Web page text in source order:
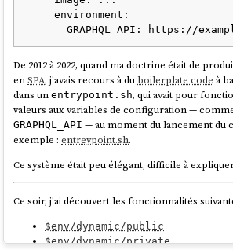
                   Digest:
9e1b6f8c5fd174329e1ae10c1
(2025-09-14T22:45:05Z)
          LayeredPackages: neovim
  ostree-remote-
image:fedora:docker://quay.io/
coreos:stable
9e1b6f8c5fd174329e1ae10c1
                  Version: 42.20250901.3.0
    environment:
De 2012 à 2022, quand ma doctrine était de
enSPA, j'avais recours à du boilerplate code à
dans unentrypoint.sh, qui avait pour
valeurs aux variables de configuration —
GRAPHQL_API — au moment du lancement du
exemple :entreypoint.sh.
Ce système était peu élégant, difficile à
Ce soir, j'ai découvert les fonctionnalités
$env/dynamic/public
$env/dynamic/private